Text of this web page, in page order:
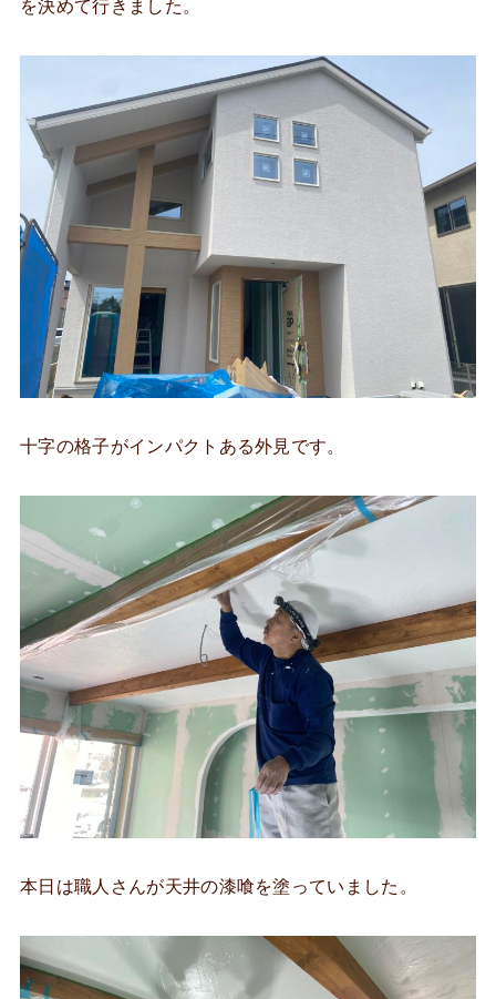
を決めて行きました。
十字の格子がインパクトある外見です。
本日は職人さんが天井の漆喰を塗っていました。